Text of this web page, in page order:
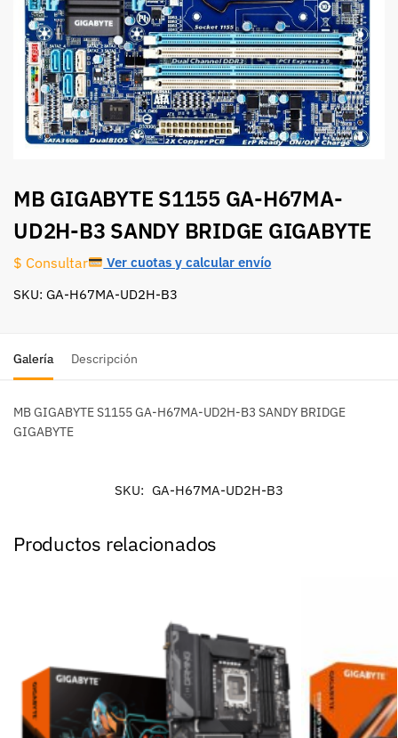
MB GIGABYTE S1155 GA-H67MA-
UD2H-B3 SANDY BRIDGE GIGABYTE
$ Consultar Ver cuotas y calcular envío
SKU: GA-H67MA-UD2H-B3
Galería Descripción
MB GIGABYTE S1155 GA-H67MA-UD2H-B3 SANDY BRIDGE
GIGABYTE
SKU: GA-H67MA-UD2H-B3
Productos relacionados